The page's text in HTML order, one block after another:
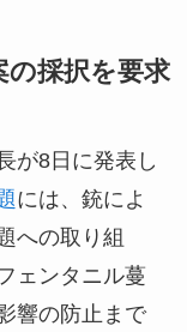
の採択を要求
が8日に発表し
には、銃によ
への取り組
ェンタニル蔓
響の防止まで